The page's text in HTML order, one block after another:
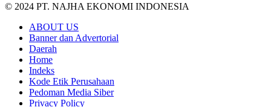
© 2024 PT. NAJHA EKONOMI INDONESIA
ABOUT US
Banner dan Advertorial
Daerah
Home
Indeks
Kode Etik Perusahaan
Pedoman Media Siber
Privacy Policy